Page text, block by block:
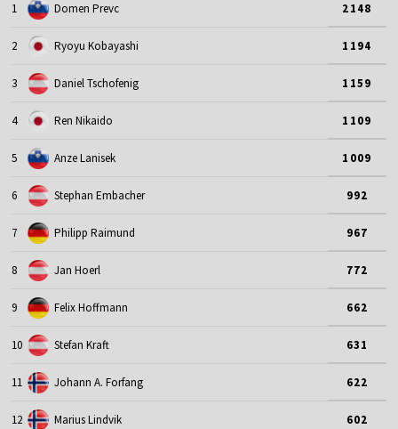
1 Domen Prevc 2148
2 Ryoyu Kobayashi 1194
3 Daniel Tschofenig 1159
4 Ren Nikaido 1109
5 Anze Lanisek 1009
6 Stephan Embacher 992
7 Philipp Raimund 967
8 Jan Hoerl 772
9 Felix Hoffmann 662
10 Stefan Kraft 631
11 Johann A. Forfang 622
12 Marius Lindvik 602